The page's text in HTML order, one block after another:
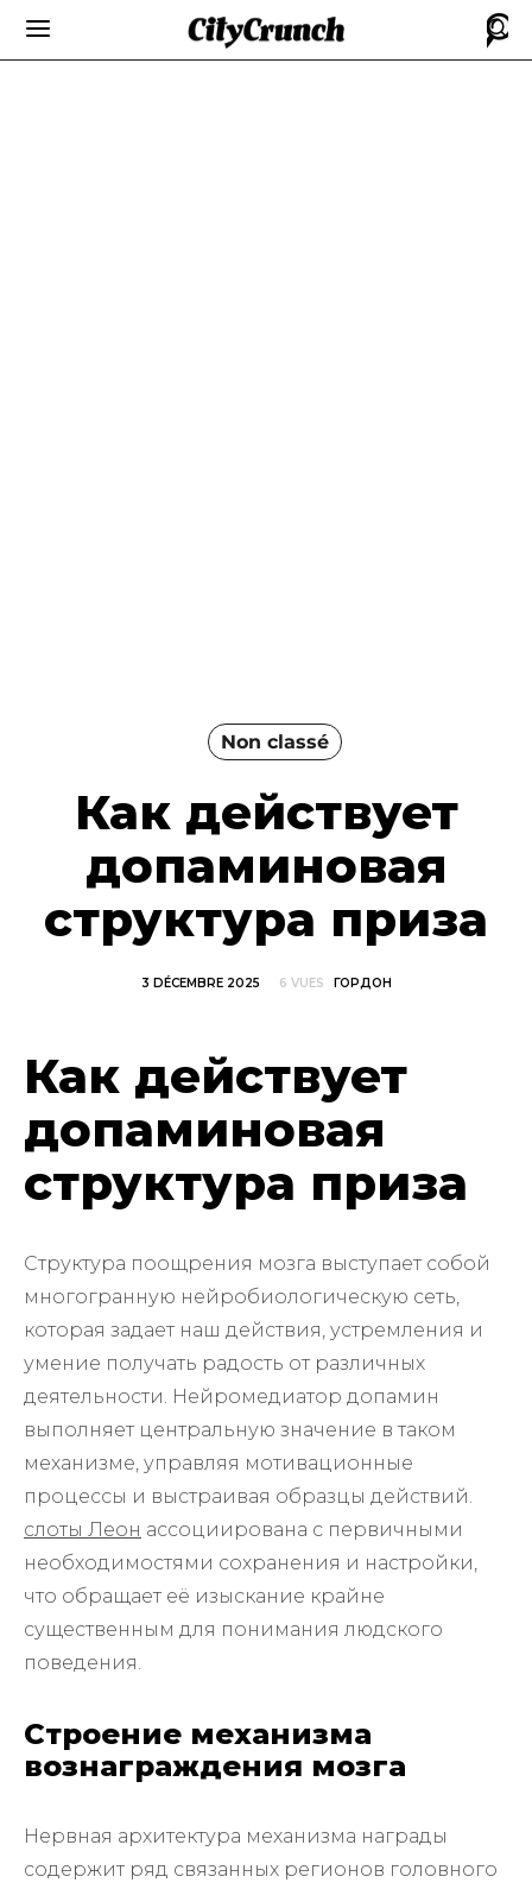
Non classé
Как действует
допаминовая
структура приза
3 DÉCEMBRE 2025 6 VUES ГОРДОН
Как действует
допаминовая
структура приза
Структура поощрения мозга выступает собой
многогранную нейробиологическую сеть,
которая задает наш действия, устремления и
умение получать радость от различных
деятельности. Нейромедиатор допамин
выполняет центральную значение в таком
механизме, управляя мотивационные
процессы и выстраивая образцы действий.
слоты Леон ассоциирована с первичными
необходимостями сохранения и настройки,
что обращает её изыскание крайне
существенным для понимания людского
поведения.
Строение механизма
вознаграждения мозга
Нервная архитектура механизма награды
содержит ряд связанных регионов головного